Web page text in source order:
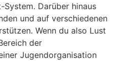
Darüber hinaus
und auf verschiedenen
Wenn du also Lust
der
Jugendorganisation